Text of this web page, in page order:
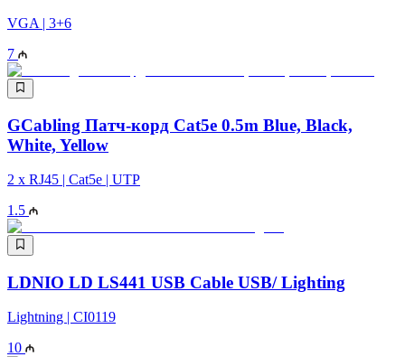
VGA | 3+6
7
GCabling Патч-корд Cat5e 0.5m Blue, Black,
White, Yellow
2 x RJ45 | Cat5e | UTP
1.5
LDNIO LD LS441 USB Cable USB/ Lighting
Lightning | CI0119
10